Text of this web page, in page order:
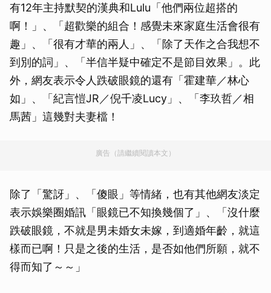
有12年主持默契的漢典和Lulu「他們兩位超搭的
啊！」、「超歡樂的組合！感覺未來家庭生活會很有
趣」、「很有才華的兩人」、「除了天作之合我想不
到別的詞」、「半信半疑中確定不是節目效果」。此
外，網友表示令人跌破眼鏡的還有「霍建華／林心
如」、「紀言愷JR／倪千凌Lucy」、「李玖哲／相
馬茜」這幾對夫妻檔！
廣告（請繼續閱讀本文）
除了「驚訝」、「傻眼」等情緒，也有其他網友淡定
表示娛樂圈婚訊「眼鏡已不知換幾個了」、「沒什麼
跌破眼鏡，不就是男未婚女未嫁，到適婚年齡，就這
樣而已啊！只是之後的生活，是否如他們所願，就不
得而知了～～」